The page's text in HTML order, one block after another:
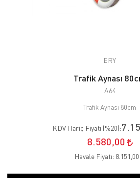
ERY
Trafik Aynası
A64
Trafik Aynası 80cm
KDV Hariç Fiyatı (%20):
8.580,00
Havale Fiyatı: 8.151,00